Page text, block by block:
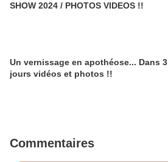
SHOW 2024 / PHOTOS VIDEOS !!
Un vernissage en apothéose... Dans 3
jours vidéos et photos !!
Commentaires